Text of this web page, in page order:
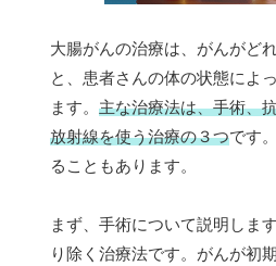
大腸がんの治療は、がんがど
と、患者さんの体の状態によ
ます。 主な治療法は、手術、
放射線を使う治療の３つです
ることもあります。
まず、手術について説明しま
り除く治療法です。がんが初